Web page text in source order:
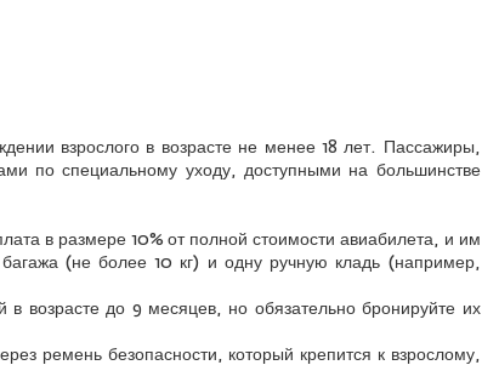
взрослого в возрасте не менее 18 лет. Пассажиры,
по специальному уходу, доступными на большинстве
в размере 10% от полной стоимости авиабилета, и им
багажа (не более 10 кг) и одну ручную кладь (например,
возрасте до 9 месяцев, но обязательно бронируйте их
ремень безопасности, который крепится к взрослому,